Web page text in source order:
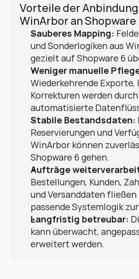
Vorteile der
WinArbor an Shopware
Sauberes Mapping:
und Sonderlogiken aus
gezielt auf Shopware 6
Weniger manuelle
Wiederkehrende Exporte,
Korrekturen werden durch
automatisierte
Stabile Bestandsdaten:
Reservierungen und
WinArbor können
Shopware 6 gehen.
Aufträge
Bestellungen, Kunden,
und Versanddaten fließen
passende Systemlogik
Langfristig betreubar:
kann überwacht,
erweitert werden.